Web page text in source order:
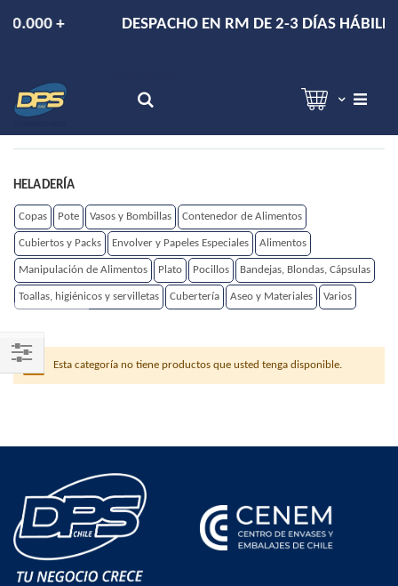
DESPACHO EN RM DE 2-3 DÍAS HÁBILES.
Esta categoría no tiene productos que usted tenga disponible.
HELADERÍA
Copas Pote Vasos y Bombillas Contenedor de Alimentos
Cubiertos y Packs Envolver y Papeles Especiales Alimentos
Manipulación de Alimentos Plato Pocillos Bandejas, Blondas, Cápsulas
Toallas, higiénicos y servilletas Cubertería Aseo y Materiales Varios
Shop